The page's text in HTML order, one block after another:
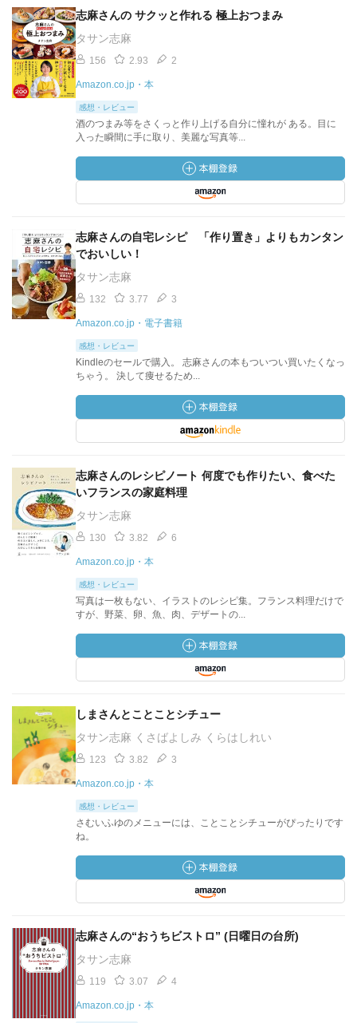
志麻さんの サクッと作れる 極上おつまみ
タサン志麻
156 2.93 2
Amazon.co.jp・本
感想・レビュー
酒のつまみ等をさくっと作り上げる自分に憧れが ある。目に
入った瞬間に手に取り、美麗な写真等...
志麻さんの自宅レシピ 「作り置き」よりもカンタン
でおいしい！
タサン志麻
132 3.77 3
Amazon.co.jp・電子書籍
感想・レビュー
Kindleのセールで購入。 志麻さんの本もついつい買いたくなっ
ちゃう。 決して痩せるため...
志麻さんのレシピノート 何度でも作りたい、食べた
いフランスの家庭料理
タサン志麻
130 3.82 6
Amazon.co.jp・本
感想・レビュー
写真は一枚もない、イラストのレシピ集。フランス料理だけで
すが、野菜、卵、魚、肉、デザートの...
しまさんとことことシチュー
タサン志麻 くさばよしみ くらはしれい
123 3.82 3
Amazon.co.jp・本
感想・レビュー
さむいふゆのメニューには、ことことシチューがぴったりです
ね。
志麻さんの“おうちビストロ” (日曜日の台所)
タサン志麻
119 3.07 4
Amazon.co.jp・本